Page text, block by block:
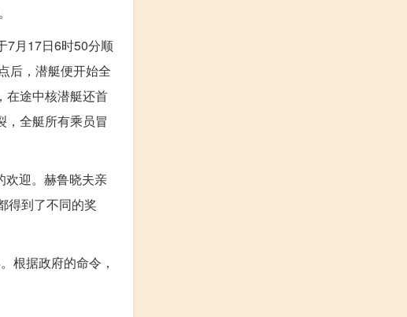
7月17日6时50分顺
后，潜艇便开始全
在途中核潜艇还首
，全艇所有乘员冒
欢迎。赫鲁晓夫亲
得到了不同的奖
根据政府的命令，